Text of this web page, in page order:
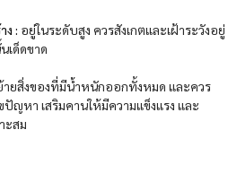
ง : อยู่ในระดับสูง ควรสังเกตและเฝ้าระวังอยู่
เด็ดขาด
ายสิ่งของที่มีน้ำหนักออกทั้งหมด และควร
ปัญหา เสริมคานให้มีความแข็งแรง และ
ะสม